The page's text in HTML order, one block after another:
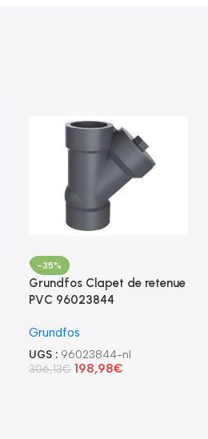
-35%
Grundfos Clapet de retenue
PVC 96023844
Grundfos
UGS : 96023844-nl
306,13€ 198,98€